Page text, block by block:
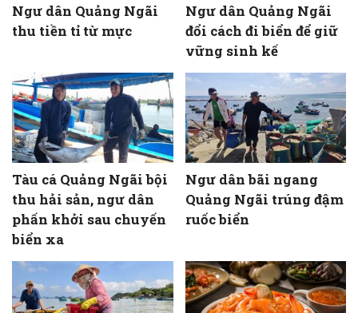
Ngư dân Quảng Ngãi
thu tiền tỉ từ mực
Ngư dân Quảng Ngãi
đổi cách đi biển để giữ
vững sinh kế
Tàu cá Quảng Ngãi bội
thu hải sản, ngư dân
phấn khởi sau chuyến
biển xa
Ngư dân bãi ngang
Quảng Ngãi trúng đậm
ruốc biển